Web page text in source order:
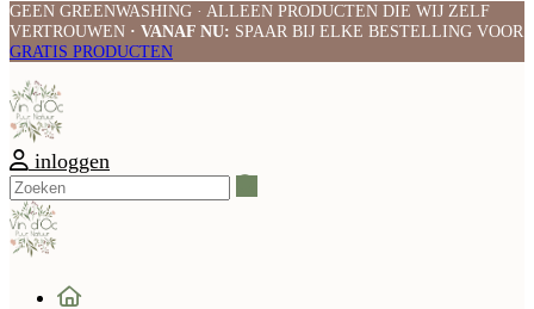
GEEN GREENWASHING · ALLEEN PRODUCTEN DIE WIJ ZELF
VERTROUWEN · VANAF NU: SPAAR BIJ ELKE BESTELLING VOOR
GRATIS PRODUCTEN
inloggen